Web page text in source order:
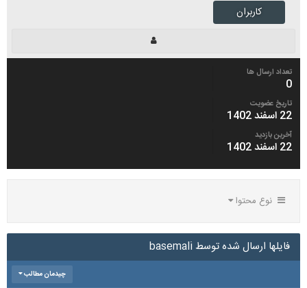
کاربران
تعداد ارسال ها
0
تاریخ عضویت
22 اسفند 1402
آخرین بازدید
22 اسفند 1402
نوع محتوا
فایلها ارسال شده توسط basemali
چیدمان مطالب